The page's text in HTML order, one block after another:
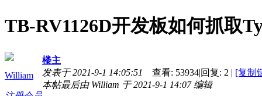
TB-RV1126D开发板如何抓取
William
楼主
发表于 2021-9-1 14:05:51
查看: 53934|回复: 2 | [复制
本帖最后由 William 于 2021-9-1 14:07 编辑